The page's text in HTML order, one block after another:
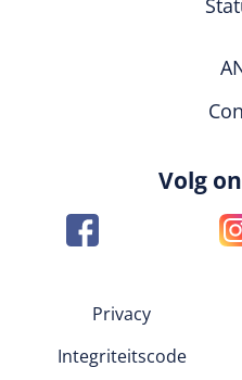
Volg
Privacy
Integriteitscode